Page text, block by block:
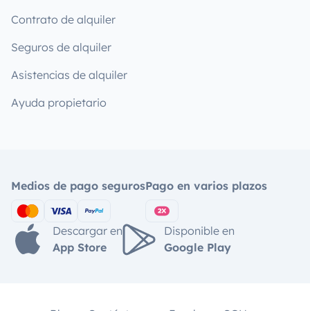
Contrato de alquiler
Seguros de alquiler
Asistencias de alquiler
Ayuda propietario
Medios de pago segurosPago en varios plazos
Descargar en
App Store
Disponible en
Google Play